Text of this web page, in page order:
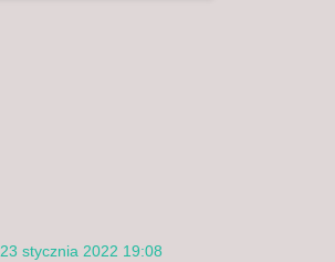
23 stycznia 2022 19:08